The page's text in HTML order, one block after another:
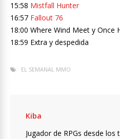
15:58 Mistfall Hunter
16:57 Fallout 76
18:00 Where Wind Meet y Once
18:59 Extra y despedida
EL SEMANAL MMO
Kiba
Jugador de RPGs desde